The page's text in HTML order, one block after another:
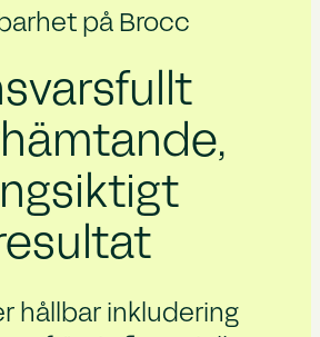
på Brocc
hållbar inkludering